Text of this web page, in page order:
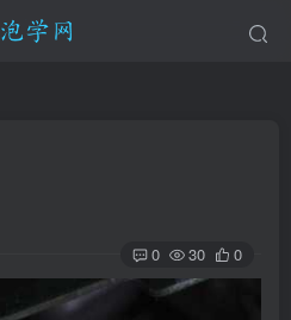
0 30 0